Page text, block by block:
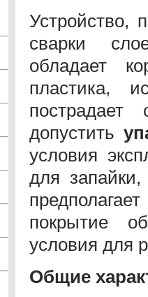
Устройство,
сварки
обладает
пластика,
допустить
условия
для
покрытие
условия для
Общие